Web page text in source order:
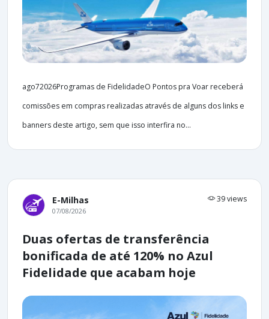
ago72026Programas de FidelidadeO Pontos pra Voar receberá
comissões em compras realizadas através de alguns dos links e
banners deste artigo, sem que isso interfira no...
E-Milhas 39 views
07/08/2026
Duas ofertas de transferência
bonificada de até 120% no Azul
Fidelidade que acabam hoje